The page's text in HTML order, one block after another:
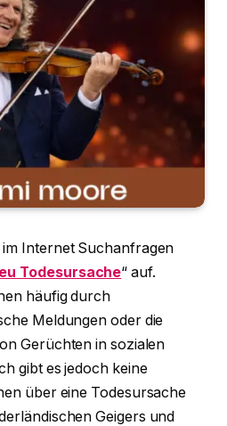
Internet Suchanfragen
Todesursache“ auf.
häufig durch
Meldungen oder die
Gerüchten in sozialen
gibt es jedoch keine
über eine Todesursache
Geigers und